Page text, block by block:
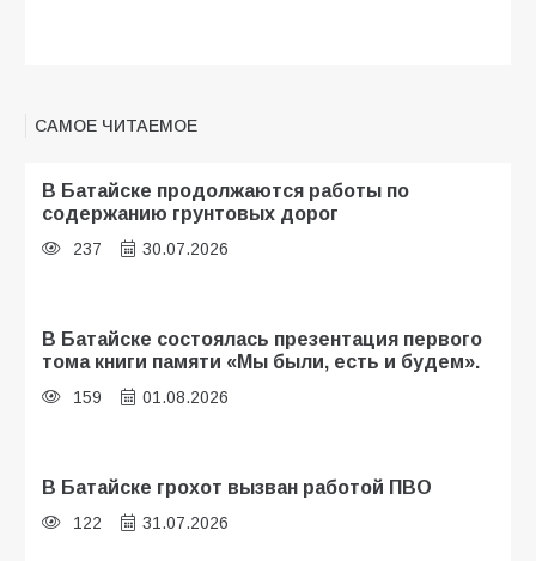
САМОЕ ЧИТАЕМОЕ
В Батайске продолжаются работы по
содержанию грунтовых дорог
237 30.07.2026
В Батайске состоялась презентация первого
тома книги памяти «Мы были, есть и будем».
159 01.08.2026
В Батайске грохот вызван работой ПВО
122 31.07.2026